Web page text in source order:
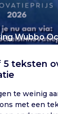
Wubbo
5 teksten
te weinig
met een